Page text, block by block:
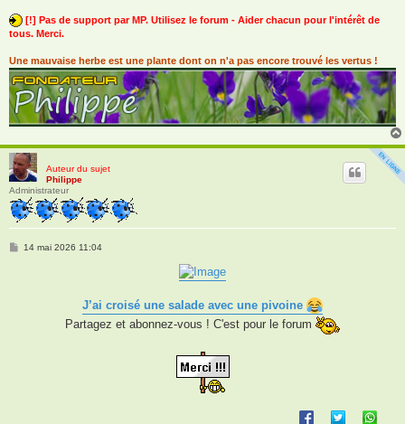
[!] Pas de support par MP. Utilisez le forum - Aider chacun pour l'intérêt de
tous. Merci.
Une mauvaise herbe est une plante dont on n'a pas encore trouvé les vertus !
Auteur du sujet
Philippe
Administrateur
M14 mai 2026 11:04
J’ai croisé une salade avec une pivoine
Partagez et abonnez-vous ! C'est pour le forum